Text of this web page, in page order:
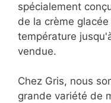
spécialement
de la crème
température
vendue.
Chez Gris, nous
grande variété de